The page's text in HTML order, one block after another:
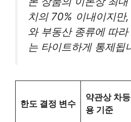
치의 70% 이내이지만
와 부동산 종류에 따
는 타이트하게 통제됩
한도 결정 변수
약관상 차
용 기준